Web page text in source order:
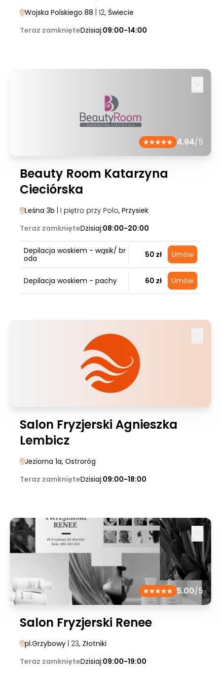
Wojska Polskiego 88 | 12, Świecie
Teraz zamknięteDzisiaj:09:00-14:00
4.94/5
Beauty Room Katarzyna
Cieciórska
Leśna 3b | I piętro przy Polo, Przysiek
Teraz zamknięteDzisiaj:08:00-20:00
Depilacja woskiem - wąsik/ br
oda
50 zł Umów
Depilacja woskiem - pachy 60 zł Umów
Salon Fryzjerski Agnieszka
Lembicz
Jeziorna 1a, Ostroróg
Teraz zamknięteDzisiaj:09:00-18:00
5.00/5
Salon Fryzjerski Renee
pl.Grzybowy | 23, Złotniki
Teraz zamknięteDzisiaj:09:00-19:00